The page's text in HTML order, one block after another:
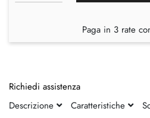
Paga in 3 rate
Richiedi assistenza
Descrizione
Caratteristiche